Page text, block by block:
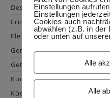
Dessert
Ernährung
Fleisch & Geflügel
Gemüse
Getränke
Kuchen & Gebäck
Küchenhacks
Einstellungen
Einstellungen
Cookies auch
abwählen (z.B. in der
oder unten auf
Alle
Alle